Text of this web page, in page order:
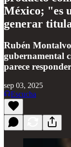
México; "es
generar
Rubén
gubernamental
parece
sep 03, 2025
Escucha